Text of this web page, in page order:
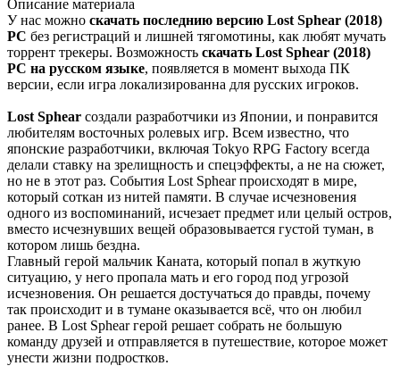
Описание материала
У нас можно скачать последнию версию Lost Sphear (2018)
PC без регистраций и лишней тягомотины, как любят мучать
торрент трекеры. Возможность скачать Lost Sphear (2018)
PC на русском языке, появляется в момент выхода ПК
версии, если игра локализированна для русских игроков.
Lost Sphear создали разработчики из Японии, и понравится
любителям восточных ролевых игр. Всем известно, что
японские разработчики, включая Tokyo RPG Factory всегда
делали ставку на зрелищность и спецэффекты, а не на сюжет,
но не в этот раз. События Lost Sphear происходят в мире,
который соткан из нитей памяти. В случае исчезновения
одного из воспоминаний, исчезает предмет или целый остров,
вместо исчезнувших вещей образовывается густой туман, в
котором лишь бездна.
Главный герой мальчик Каната, который попал в жуткую
ситуацию, у него пропала мать и его город под угрозой
исчезновения. Он решается достучаться до правды, почему
так происходит и в тумане оказывается всё, что он любил
ранее. В Lost Sphear герой решает собрать не большую
команду друзей и отправляется в путешествие, которое может
унести жизни подростков.